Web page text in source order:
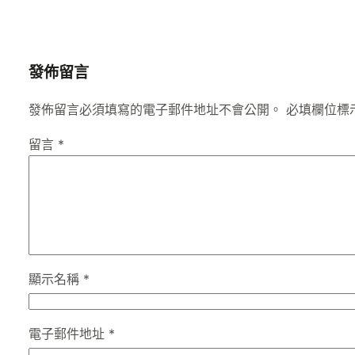
發佈留言
發佈留言必須填寫的電子郵件地址不會公開。 必填欄位
留言 *
顯示名稱 *
電子郵件地址 *